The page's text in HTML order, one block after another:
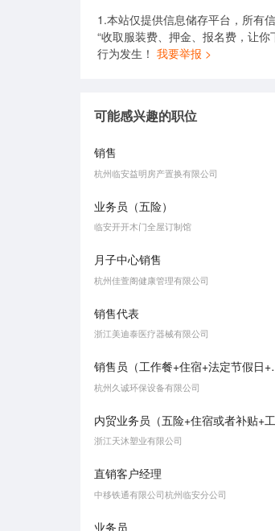
1.本站仅提供信息储存平台，所有
“收取服装费、押金、报名费，让
行为发生！ 我要举报 >
可能感兴趣的职位
销售
杭州临安益明房产置换有限公司
业务员（五险）
临安开开木门全屋订制馆
月子中心销售
杭州佳萱阁健康管理有限公司
销售代表
浙江美迪泰医疗器械有限公司
销售员（工作餐+住宿+法定节假日+五险）
杭州久诚环保设备有限公司
内贸业务员（五险+住宿或者补贴+工作餐+年终奖+节日福利）
浙江天沐塑业有限公司
直销客户经理
中移铁通有限公司杭州临安分公司
业务员